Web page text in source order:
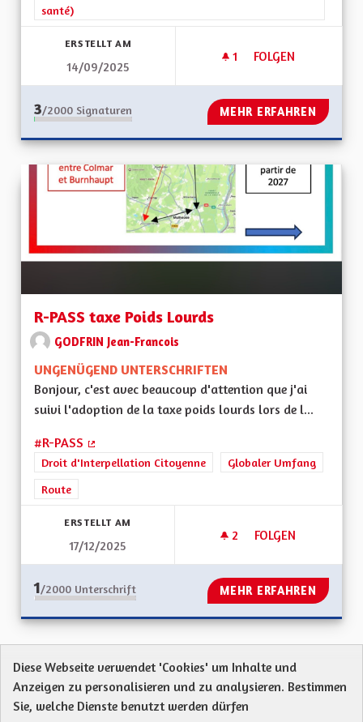
santé)
ERSTELLT AM
14/09/2025
1 1 FOLLOWER
FOLGEN
ENFANTS
3/2000 Signaturen MEHR ERFAHREN
R-PASS taxe Poids Lourds
GODFRIN Jean-Francois
UNGENÜGEND UNTERSCHRIFTEN
Bonjour, c'est avec beaucoup d'attention que j'ai
suivi l'adoption de la taxe poids lourds lors de l...
#R-PASS
(Externer Link)
Droit d'Interpellation Citoyenne
Globaler Umfang
Route
ERSTELLT AM
17/12/2025
2 2 FOLLOWER
FOLGEN
R-PASS TAXE
1/2000 Unterschrift MEHR ERFAHREN
Protection des Données
Charte de contribution
Mentions légales
Was sind Gremien?
Diese Webseite verwendet 'Cookies' um Inhalte und
Anzeigen zu personalisieren und zu analysieren. Bestimmen
Sie, welche Dienste benutzt werden dürfen